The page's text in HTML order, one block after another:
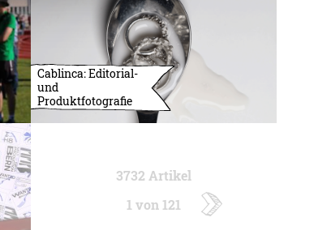
Cablinca: Editorial-
und
Produktfotografie
3732 Artikel
1 von 121